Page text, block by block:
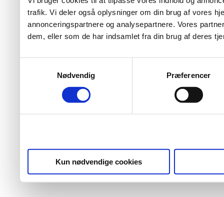
trafik. Vi deler også oplysninger om din brug af vores
annonceringspartnere og analysepartnere. Vores
dem, eller som de har indsamlet fra din brug af deres
Nødvendig
Præferencer
Kun nødvendige cookies